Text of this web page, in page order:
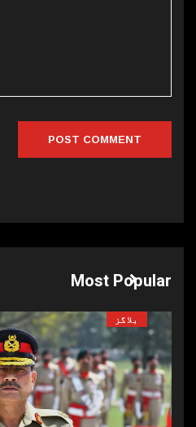
Most Popular
بلاگز